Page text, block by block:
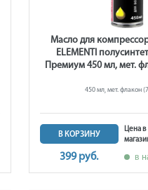
Масло для
ELEMENTI
Премиум 450 мл, мет.
450 мл, мет. флакон
В КОРЗИНУ
399 руб.
Цена
в